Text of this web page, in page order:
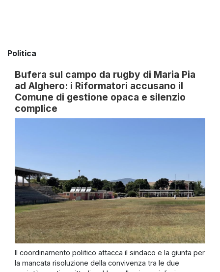
Politica
Bufera sul campo da rugby di Maria Pia
ad Alghero: i Riformatori accusano il
Comune di gestione opaca e silenzio
complice
Il coordinamento politico attacca il sindaco e la giunta per
la mancata risoluzione della convivenza tra le due